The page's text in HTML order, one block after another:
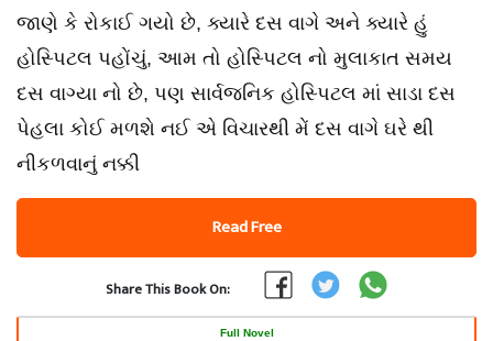
જાણે કે રોકાઈ ગયો છે, ક્યારે દસ વાગે અને ક્યારે હું
હોસ્પિટલ પહોંચું, આમ તો હોસ્પિટલ નો મુલાકાત સમય
દસ વાગ્યા નો છે, પણ સાર્વજનિક હોસ્પિટલ માં સાડા દસ
પેહલા કોઈ મળશે નઈ એ વિચારથી મેં દસ વાગે ઘરે થી
નીકળવાનું નક્કી
Read Free
Share This Book On:
Full Novel